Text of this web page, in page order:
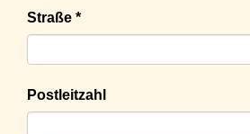
Straße *
Postleitzahl